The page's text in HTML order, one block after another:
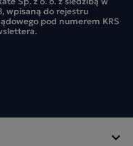
wpisaną do rejestru
pod numerem KRS